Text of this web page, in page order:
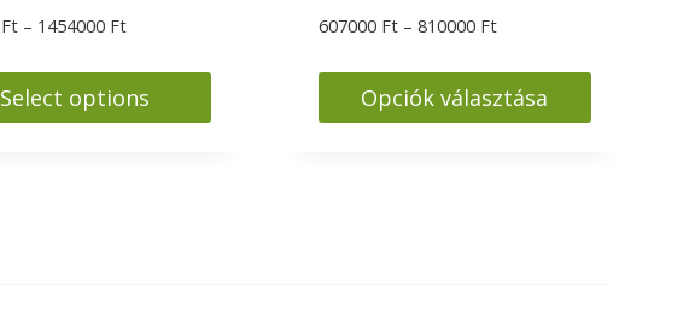
Ft – 1454000 FtÁrtartomány:
-
1454000 Ft
Select options
607000 Ft – 810000 FtÁrtartomány:
-
810000 Ft
Opciók választása